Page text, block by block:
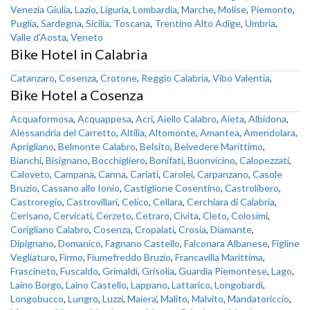
Venezia Giulia, Lazio, Liguria, Lombardia, Marche, Molise, Piemonte,
Puglia, Sardegna, Sicilia, Toscana, Trentino Alto Adige, Umbria,
Valle d'Aosta, Veneto
Bike Hotel in Calabria
Catanzaro, Cosenza, Crotone, Reggio Calabria, Vibo Valentia,
Bike Hotel a Cosenza
Acquaformosa, Acquappesa, Acri, Aiello Calabro, Aieta, Albidona,
Alessandria del Carretto, Altilia, Altomonte, Amantea, Amendolara,
Aprigliano, Belmonte Calabro, Belsito, Belvedere Marittimo,
Bianchi, Bisignano, Bocchigliero, Bonifati, Buonvicino, Calopezzati,
Caloveto, Campana, Canna, Cariati, Carolei, Carpanzano, Casole
Bruzio, Cassano allo Ionio, Castiglione Cosentino, Castrolibero,
Castroregio, Castrovillari, Celico, Cellara, Cerchiara di Calabria,
Cerisano, Cervicati, Cerzeto, Cetraro, Civita, Cleto, Colosimi,
Corigliano Calabro, Cosenza, Cropalati, Crosia, Diamante,
Dipignano, Domanico, Fagnano Castello, Falconara Albanese, Figline
Vegliaturo, Firmo, Fiumefreddo Bruzio, Francavilla Marittima,
Frascineto, Fuscaldo, Grimaldi, Grisolia, Guardia Piemontese, Lago,
Laino Borgo, Laino Castello, Lappano, Lattarico, Longobardi,
Longobucco, Lungro, Luzzi, Maiera', Malito, Malvito, Mandatoriccio,